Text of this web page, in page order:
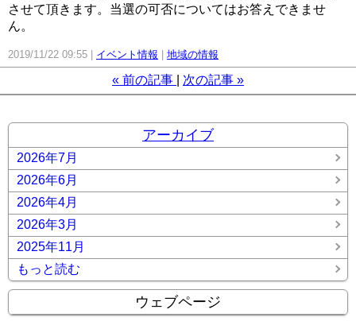
させて頂きます。当選の可否についてはお答えできませ
ん。
2019/11/22 09:55 イベント情報 地域の情報
« 前の記事 次の記事 »
アーカイブ
2026年7月
2026年6月
2026年4月
2026年3月
2025年11月
もっと読む
ウェブページ